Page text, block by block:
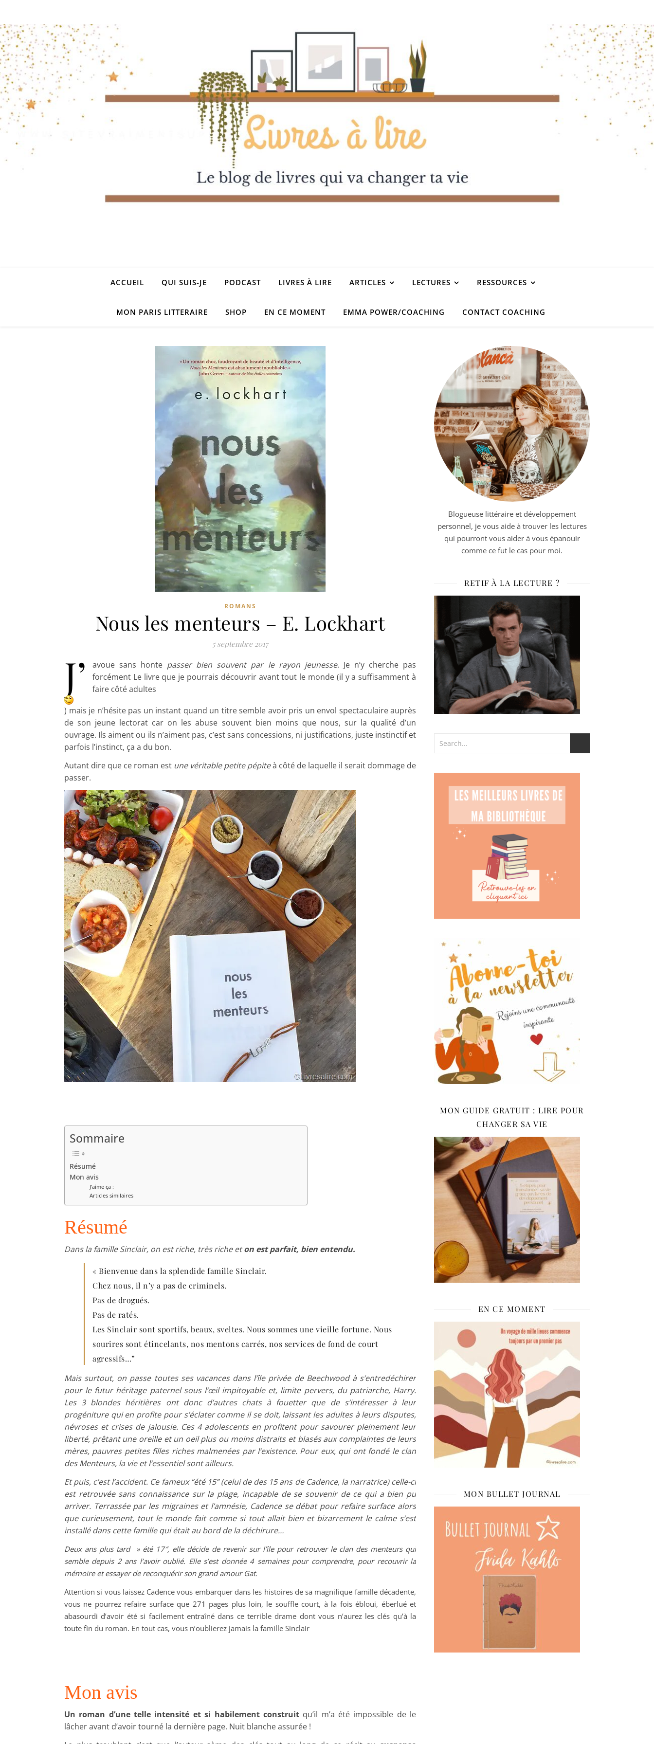
ACCUEIL QUI SUIS-JE PODCAST LIVRES À LIRE ARTICLES LECTURES RESSOURCES
MON PARIS LITTERAIRE SHOP EN CE MOMENT EMMA POWER/COACHING CONTACT COACHING
ROMANS
Nous les menteurs – E. Lockhart
5 septembre 2017
J’ avoue sans honte passer bien souvent par le rayon jeunesse. Je n’y cherche pas
forcément Le livre que je pourrais découvrir avant tout le monde (il y a suffisamment à
faire côté adultes
) mais je n’hésite pas un instant quand un titre semble avoir pris un envol spectaculaire auprès
de son jeune lectorat car on les abuse souvent bien moins que nous, sur la qualité d’un
ouvrage. Ils aiment ou ils n’aiment pas, c’est sans concessions, ni justifications, juste instinctif et
parfois l’instinct, ça a du bon.
Autant dire que ce roman est une véritable petite pépiteà côté de laquelle il serait dommage de
passer.
Sommaire
Résumé
Mon avis
J’aime ça :
Articles similaires
Résumé
Dans la famille Sinclair, on est riche, très riche eton est parfait, bien entendu.
« Bienvenue dans la splendide famille Sinclair.
Chez nous, il n’y a pas de criminels.
Pas de drogués.
Pas de ratés.
Les Sinclair sont sportifs, beaux, sveltes. Nous sommes une vieille fortune. Nous
sourires sont étincelants, nos mentons carrés, nos services de fond de court
agressifs…”
Mais surtout, on passe toutes ses vacances dans l’île privée de Beechwood à s’entredéchirer
pour le futur héritage paternel sous l’œil impitoyable et, limite pervers, du patriarche, Harry.
Les 3 blondes héritières ont donc d’autres chats à fouetter que de s’intéresser à leur
progéniture qui en profite pour s’éclater comme il se doit, laissant les adultes à leurs disputes,
névroses et crises de jalousie. Ces 4 adolescents en profitent pour savourer pleinement leur
liberté, prêtant une oreille et un oeil plus ou moins distraits et blasés aux complaintes de leurs
mères, pauvres petites filles riches malmenées par l’existence. Pour eux, qui ont fondé le clan
des Menteurs, la vie et l’essentiel sont ailleurs.
Et puis, c’est l’accident. Ce fameux “été 15” (celui de des 15 ans de Cadence, la narratrice) celle-ci
est retrouvée sans connaissance sur la plage, incapable de se souvenir de ce qui a bien pu
arriver. Terrassée par les migraines et l’amnésie, Cadence se débat pour refaire surface alors
que curieusement, tout le monde fait comme si tout allait bien et bizarrement le calme s’est
installé dans cette famille qui était au bord de la déchirure…
Deux ans plus tard » été 17″, elle décide de revenir sur l’île pour retrouver le clan des menteurs qui
semble depuis 2 ans l’avoir oublié. Elle s’est donnée 4 semaines pour comprendre, pour recouvrir la
mémoire et essayer de reconquérir son grand amour Gat.
Attention si vous laissez Cadence vous embarquer dans les histoires de sa magnifique famille décadente,
vous ne pourrez refaire surface que 271 pages plus loin, le souffle court, à la fois ébloui, éberlué et
abasourdi d’avoir été si facilement entraîné dans ce terrible drame dont vous n’aurez les clés qu’à la
toute fin du roman. En tout cas, vous n’oublierez jamais la famille Sinclair
Mon avis
Un roman d’une telle intensité et si habilement construitqu’il m’a été impossible de le
lâcher avant d’avoir tourné la dernière page. Nuit blanche assurée !
Blogueuse littéraire et développement
personnel, je vous aide à trouver les lectures
qui pourront vous aider à vous épanouir
comme ce fut le cas pour moi.
RETIF À LA LECTURE ?
MON GUIDE GRATUIT : LIRE POUR
CHANGER SA VIE
EN CE MOMENT
MON BULLET JOURNAL